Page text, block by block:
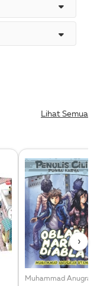
Lihat Semua
›